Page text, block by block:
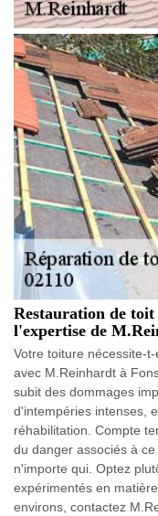
Restauration de
l'expertise de
Votre toiture nécessite-
avec M.Reinhardt à
subit des dommages
d'intempéries intenses,
réhabilitation. Compte
du danger associés à
n'importe qui. Optez
expérimentés en
environs, contactez